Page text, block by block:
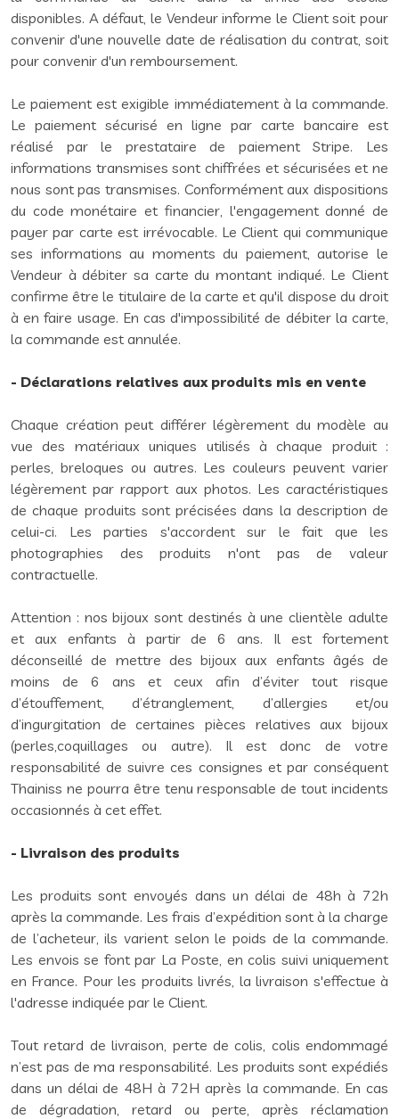
disponibles. A défaut, le Vendeur informe le Client soit pour
convenir d'une nouvelle date de réalisation du contrat, soit
pour convenir d'un remboursement.
Le paiement est exigible immédiatement à la commande.
Le paiement sécurisé en ligne par carte bancaire est
réalisé par le prestataire de paiement Stripe. Les
informations transmises sont chiffrées et sécurisées et ne
nous sont pas transmises. Conformément aux dispositions
du code monétaire et financier, l'engagement donné de
payer par carte est irrévocable. Le Client qui communique
ses informations au moments du paiement, autorise le
Vendeur à débiter sa carte du montant indiqué. Le Client
confirme être le titulaire de la carte et qu'il dispose du droit
à en faire usage. En cas d'impossibilité de débiter la carte,
la commande est annulée.
- Déclarations relatives aux produits mis en vente
Chaque création peut différer légèrement du modèle au
vue des matériaux uniques utilisés à chaque produit :
perles, breloques ou autres. Les couleurs peuvent varier
légèrement par rapport aux photos. Les caractéristiques
de chaque produits sont précisées dans la description de
celui-ci. Les parties s'accordent sur le fait que les
photographies des produits n'ont pas de valeur
contractuelle.
Attention : nos bijoux sont destinés à une clientèle adulte
et aux enfants à partir de 6 ans. Il est fortement
déconseillé de mettre des bijoux aux enfants âgés de
moins de 6 ans et ceux afin d’éviter tout risque
d’étouffement, d’étranglement, d’allergies et/ou
d’ingurgitation de certaines pièces relatives aux bijoux
(perles,coquillages ou autre). Il est donc de votre
responsabilité de suivre ces consignes et par conséquent
Thainiss ne pourra être tenu responsable de tout incidents
occasionnés à cet effet.
- Livraison des produits
Les produits sont envoyés dans un délai de 48h à 72h
après la commande. Les frais d’expédition sont à la charge
de l’acheteur, ils varient selon le poids de la commande.
Les envois se font par La Poste, en colis suivi uniquement
en France. Pour les produits livrés, la livraison s'effectue à
l'adresse indiquée par le Client.
Tout retard de livraison, perte de colis, colis endommagé
n’est pas de ma responsabilité. Les produits sont expédiés
dans un délai de 48H à 72H après la commande. En cas
de dégradation, retard ou perte, après réclamation